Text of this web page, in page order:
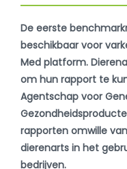
De eerste
beschikbaar voor
Med platform.
om hun rapport te
Agentschap voor
rapporten omwille
dierenarts in het
bedrijven.